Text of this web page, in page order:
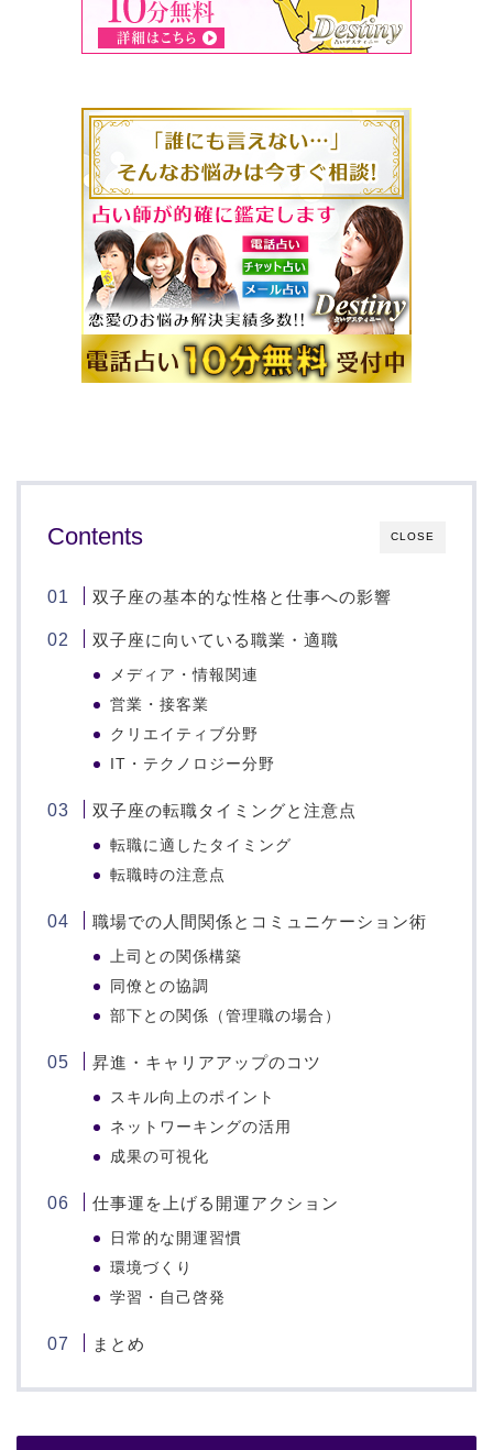
CLOSE
Contents
双子座の基本的な性格と仕事への影響
双子座に向いている職業・適職
メディア・情報関連
営業・接客業
クリエイティブ分野
IT・テクノロジー分野
双子座の転職タイミングと注意点
転職に適したタイミング
転職時の注意点
職場での人間関係とコミュニケーション術
上司との関係構築
同僚との協調
部下との関係（管理職の場合）
昇進・キャリアアップのコツ
スキル向上のポイント
ネットワーキングの活用
成果の可視化
仕事運を上げる開運アクション
日常的な開運習慣
環境づくり
学習・自己啓発
まとめ